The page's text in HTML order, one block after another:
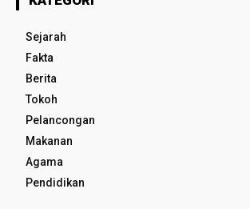
Sejarah
Fakta
Berita
Tokoh
Pelancongan
Makanan
Agama
Pendidikan